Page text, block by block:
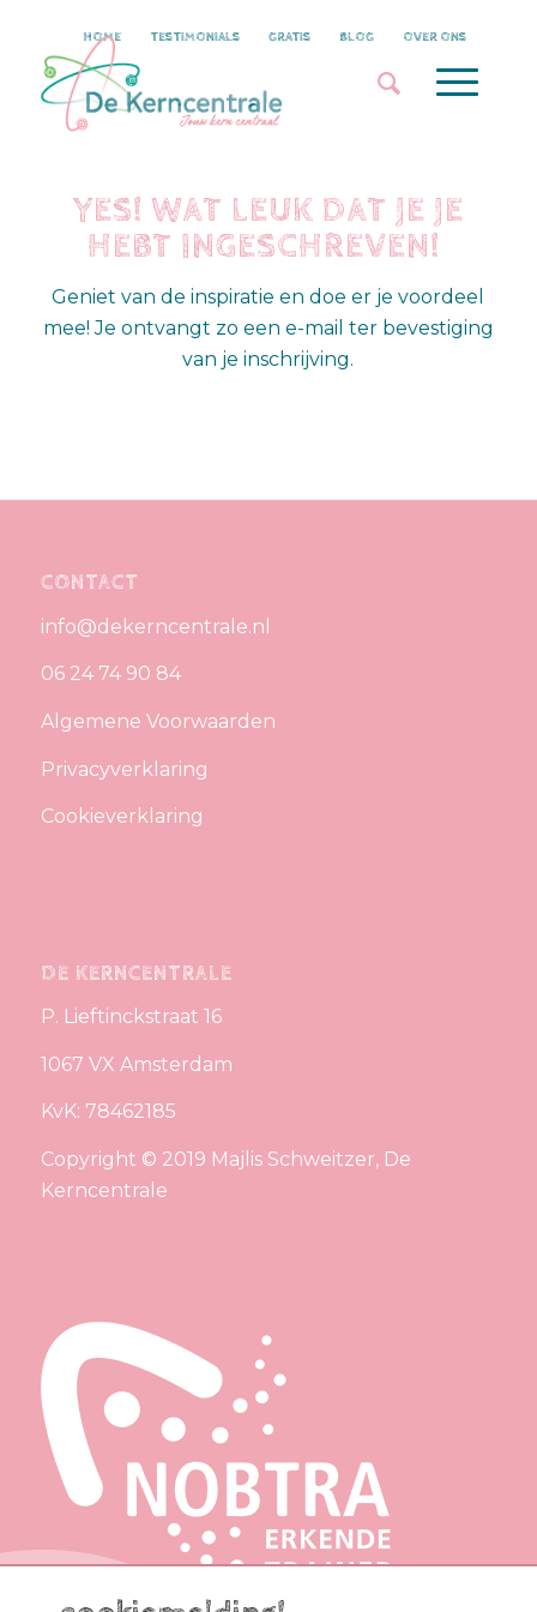
HOME TESTIMONIALS GRATIS BLOG OVER ONS
YES! WAT LEUK DAT JE JE
HEBT INGESCHREVEN!
Geniet van de inspiratie en doe er je voordeel
mee! Je ontvangt zo een e-mail ter bevestiging
van je inschrijving.
CONTACT
info@dekerncentrale.nl
06 24 74 90 84
Algemene Voorwaarden
Privacyverklaring
Cookieverklaring
DE KERNCENTRALE
P. Lieftinckstraat 16
1067 VX Amsterdam
KvK: 78462185
Copyright © 2019 Majlis Schweitzer, De
Kerncentrale